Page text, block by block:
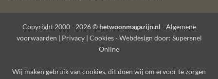
Copyright 2000 - 2026 © hetwoonmagazijn.nl - Algemene
voorwaarden | Privacy| Cookies- Webdesign door: Supersnel
Online
Wij maken gebruik van cookies, dit doen wij om ervoor te zorgen